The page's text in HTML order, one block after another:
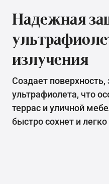
Надежная
излучения
Создает
ультрафиолета, что
террас и уличной
быстро сохнет и легко